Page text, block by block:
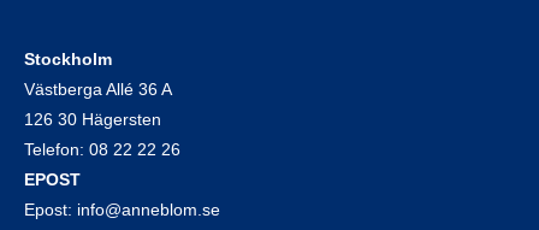
Stockholm
Västberga Allé 36 A
126 30 Hägersten
Telefon: 08 22 22 26
EPOST
Epost: info@anneblom.se